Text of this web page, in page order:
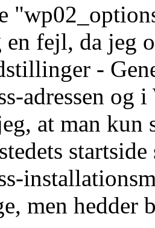
fejl, da jeg
-
adressen og
at man kun
men hedder